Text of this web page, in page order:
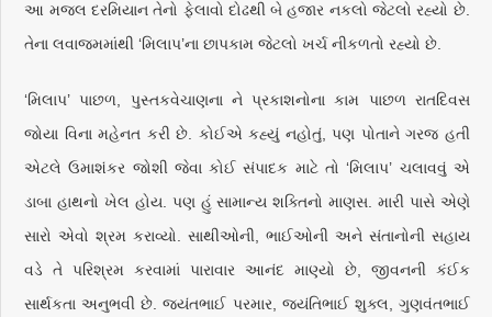
આ મજલ દરમિયાન તેનો ફેલાવો દોઢથી બે હજાર નકલો જેટલો રહ્યો છે.
તેના લવાજમમાંથી ‘મિલાપ’ના છાપકામ જેટલો ખર્ચ નીકળતો રહ્યો છે.
‘મિલાપ’ પાછળ, પુસ્તકવેચાણના ને પ્રકાશનોના કામ પાછળ રાતદિવસ
જોયા વિના મહેનત કરી છે. કોઈએ કહ્યું નહોતું, પણ પોતાને ગરજ હતી
એટલે ઉમાશંકર જોશી જેવા કોઈ સંપાદક માટે તો ‘મિલાપ’ ચલાવવું એ
ડાબા હાથનો ખેલ હોય. પણ હું સામાન્ય શક્તિનો માણસ. મારી પાસે એણે
સારો એવો શ્રમ કરાવ્યો. સાથીઓની, ભાઈઓની અને સંતાનોની સહાય
વડે તે પરિશ્રમ કરવામાં પારાવાર આનંદ માણ્યો છે, જીવનની કંઈક
સાર્થકતા અનુભવી છે. જયંતભાઈ પરમાર, જયંતિભાઈ શુક્લ, ગુણવંતભાઈ